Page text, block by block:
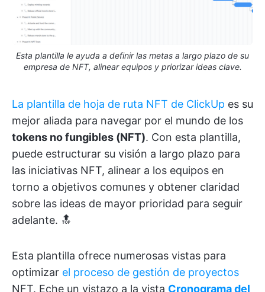
Esta plantilla le ayuda a definir las metas a largo plazo de su
empresa de NFT, alinear equipos y priorizar ideas clave.
La plantilla de hoja de ruta NFT de ClickUp es su
mejor aliada para navegar por el mundo de los
tokens no fungibles (NFT). Con esta plantilla,
puede estructurar su visión a largo plazo para
las iniciativas NFT, alinear a los equipos en
torno a objetivos comunes y obtener claridad
sobre las ideas de mayor prioridad para seguir
adelante. 🔝
Esta plantilla ofrece numerosas vistas para
optimizar el proceso de gestión de proyectos
NFT. Eche un vistazo a la vista Cronograma del